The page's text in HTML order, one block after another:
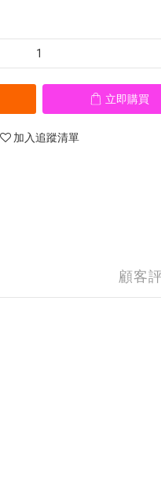
立即購買
加入追蹤清單
顧客